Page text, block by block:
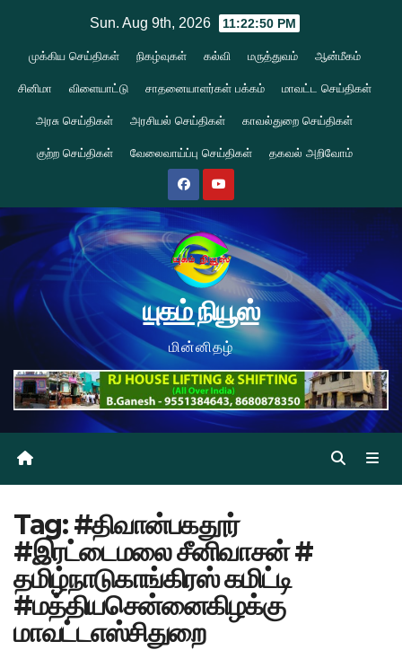
content
Sun. Aug 9th, 2026 11:22:52 PM
முக்கிய செய்திகள் நிகழ்வுகள் கல்வி மருத்துவம் ஆன்மீகம்
சினிமா விளையாட்டு சாதனையாளர்கள் பக்கம் மாவட்ட செய்திகள்
அரசு செய்திகள் அரசியல் செய்திகள் காவல்துறை செய்திகள்
குற்ற செய்திகள் வேலைவாய்ப்பு செய்திகள் தகவல் அறிவோம்
யுகம் நியூஸ்
மின்னிதழ்
Tag:#திவான்பகதூர்
#இரட்டைமலை சீனிவாசன் #
தமிழ்நாடுகாங்கிரஸ் கமிட்டி
#மத்தியசென்னைகிழக்கு
மாவட்டஎஸ்சிதுறை